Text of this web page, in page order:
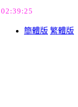
02:39:26
簡體版 繁體版